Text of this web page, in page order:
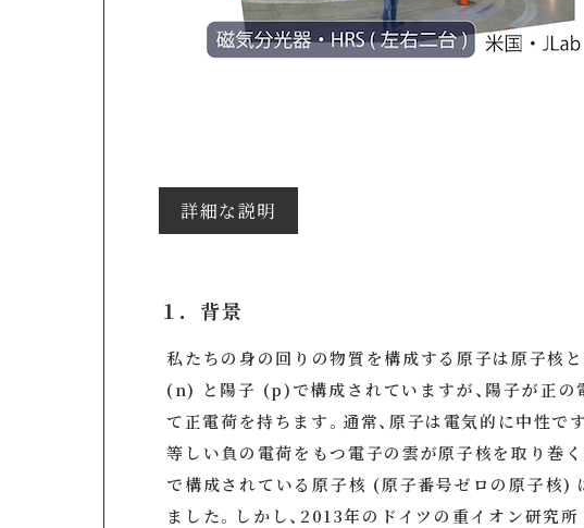
詳細な説明
１．背景
私たちの身の回りの物質を構成する原子は原子核
(n) と陽子 (p)で構成されていますが、陽子が正の
て正電荷を持ちます。通常、原子は電気的に中性で
等しい負の電荷をもつ電子の雲が原子核を取り巻
で構成されている原子核 (原子番号ゼロの原子核)
ました。しかし、2013年のドイツの重イオン研究